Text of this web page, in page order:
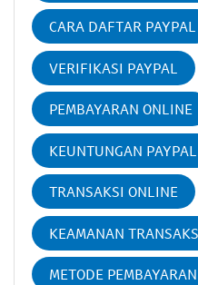
CARA DAFTAR PAYPAL
VERIFIKASI PAYPAL
PEMBAYARAN ONLINE
KEUNTUNGAN PAYPAL
TRANSAKSI ONLINE
KEAMANAN
METODE PEMBAYARAN